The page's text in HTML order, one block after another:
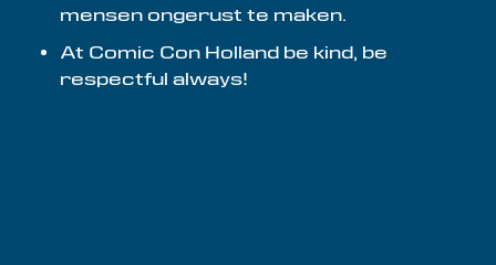
mensen ongerust te maken.
At Comic Con Holland be kind, be
respectful always!